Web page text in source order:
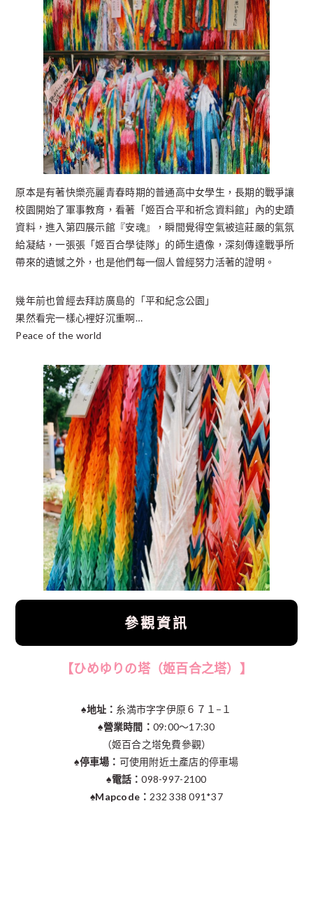
原本是有著快樂亮麗青春時期的普通高中女學生，長期的戰爭讓
校園開始了軍事教育，看著「姬百合平和祈念資料館」內的史蹟
資料，進入第四展示館『安魂』，瞬間覺得空氣被這莊嚴的氣氛
給凝結，一張張「姬百合學徒隊」的師生遺像，深刻傳達戰爭所
帶來的遺憾之外，也是他們每一個人曾經努力活著的證明。
幾年前也曾經去拜訪廣島的「平和紀念公園」
果然看完一樣心裡好沉重啊…
Peace of the world
參觀資訊
【ひめゆりの塔（姬百合之塔）】
♠︎地址： 糸満市字字伊原６７１−１
♠︎營業時間： 09:00～17:30
（姬百合之塔免費參觀）
♠︎停車場： 可使用附近土產店的停車場
♠︎電話：098-997-2100
♠︎Mapcode： 232 338 091*37